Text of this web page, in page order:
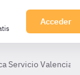
Acceder
Servicio